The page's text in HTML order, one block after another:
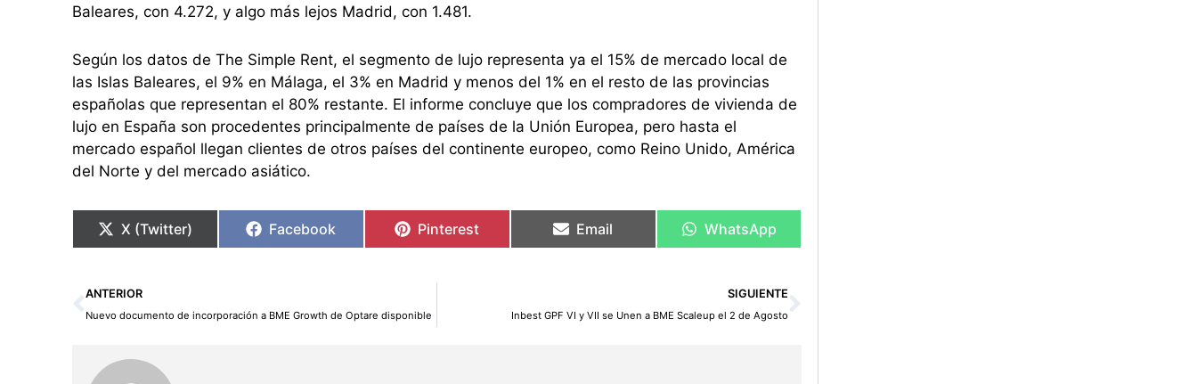
Baleares, con 4.272, y algo más lejos Madrid, con 1.481.
Según los datos de The Simple Rent, el segmento de lujo representa ya el 15% de mercado local de
las Islas Baleares, el 9% en Málaga, el 3% en Madrid y menos del 1% en el resto de las provincias
españolas que representan el 80% restante. El informe concluye que los compradores de vivienda de
lujo en España son procedentes principalmente de países de la Unión Europea, pero hasta el
mercado español llegan clientes de otros países del continente europeo, como Reino Unido, América
del Norte y del mercado asiático.
X (Twitter) Facebook Pinterest Email WhatsApp
Ant
ANTERIOR
Nuevo documento de incorporación a BME Growth de Optare disponible
SIGUIENTE
Inbest GPF VI y VII se Unen a BME Scaleup el 2 de Agosto